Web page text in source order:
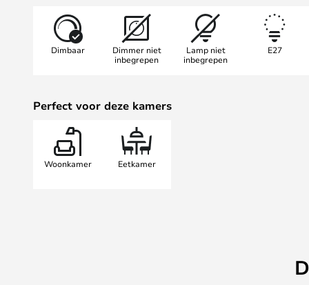
van de hele kamer kan verhogen.
hanglamp noemt, de Nerys
een stijlvolle en functionele keuze
Dimbaar
Dimmer niet
inbegrepen
Lamp niet
inbegrepen
E27
Perfect voor deze kamers
Woonkamer Eetkamer